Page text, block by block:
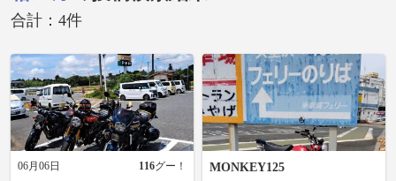
合計：4件
06月06日 116グー！
MONKEY125